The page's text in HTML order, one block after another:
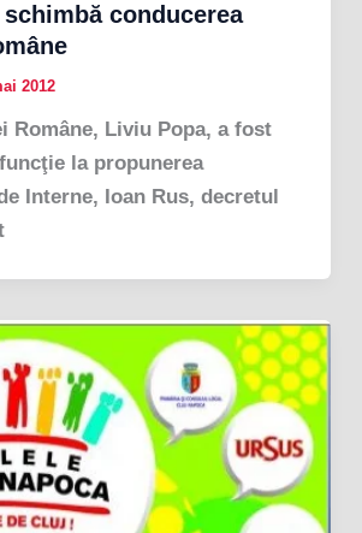
conducerea
2012
Române, Liviu Popa, a fost
la propunerea
Interne, Ioan Rus, decretul